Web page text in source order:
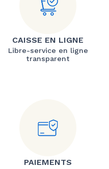
CAISSE EN LIGNE
Libre-service en ligne
transparent
PAIEMENTS